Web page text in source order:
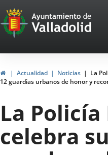
Portal
Web
del
de
Valladolid
InicioActualidad Noticias
La
12 guardias urbanos de honor y
La
celebra